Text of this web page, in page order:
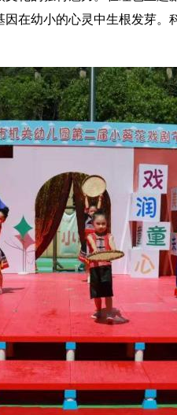
在幼小的心灵中生根发芽。